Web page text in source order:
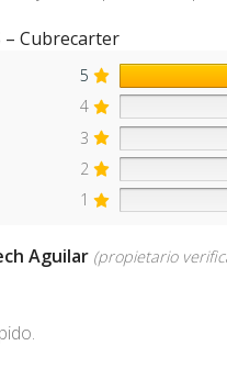
– Cubrecarter
5
4
3
2
1
Aguilar (propietario